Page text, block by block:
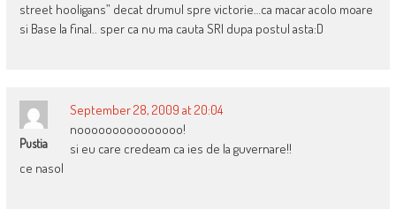
street hooligans” decat drumul spre victorie…ca macar acolo moare
si Base la final.. sper ca nu ma cauta SRI dupa postul asta:D
Pustia
September 28, 2009 at 20:04
nooooooooooooooo!
si eu care credeam ca ies de la guvernare!!
ce nasol